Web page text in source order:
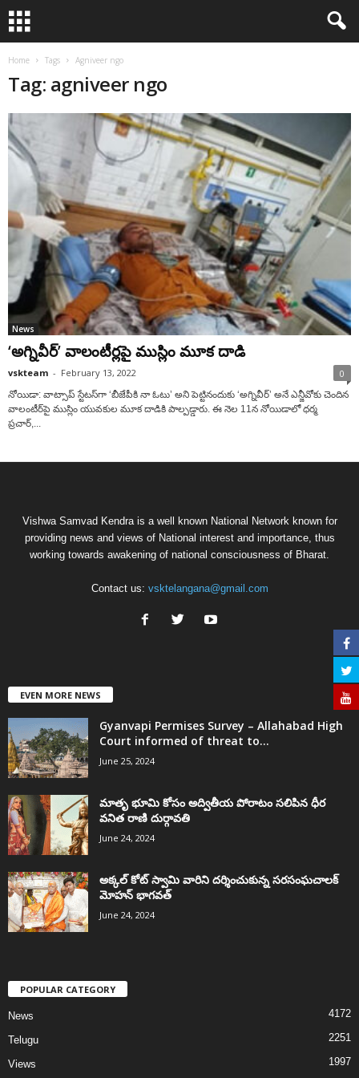
Home Tags Agniveer ngo
Tag: agniveer ngo
News
‘అగ్నివీర్’ వాలంటీర్లపై ముస్లిం మూక దాడి
vskteam - February 13, 2022 0
నోయిడా: వాట్సాప్ స్టేటస్‌గా ‘బీజేపీకి నా ఓటు’ అని పెట్టినందుకు ‘అగ్నివీర్’ అనే ఎన్జీవోకు చెందిన
వాలంటీర్‌పై ముస్లిం యువ‌కుల మూక‌ దాడికి పాల్ప‌డ్డారు. ఈ నెల 11న నోయిడాలో ధర్మ
ప్రచార్,...
Vishwa Samvad Kendra is a well known National Network known for
providing news and views of National interest and importance, thus
working towards awakening of national consciousness of Bharat.
Contact us: vsktelangana@gmail.com
EVEN MORE NEWS
Gyanvapi Permises Survey – Allahabad High
Court informed of threat to...
June 25, 2024
మాతృ భూమి కోసం అద్వితీయ పోరాటం సలిపిన ధీర
వనిత రాణి దుర్గావతి
June 24, 2024
అక్కల్‌ కోట్‌ స్వామి వారిని దర్శించుకున్న సరసంఘచాలక్
మోహన్ భాగవత్
June 24, 2024
POPULAR CATEGORY
News 4172
Telugu 2251
Views 1997